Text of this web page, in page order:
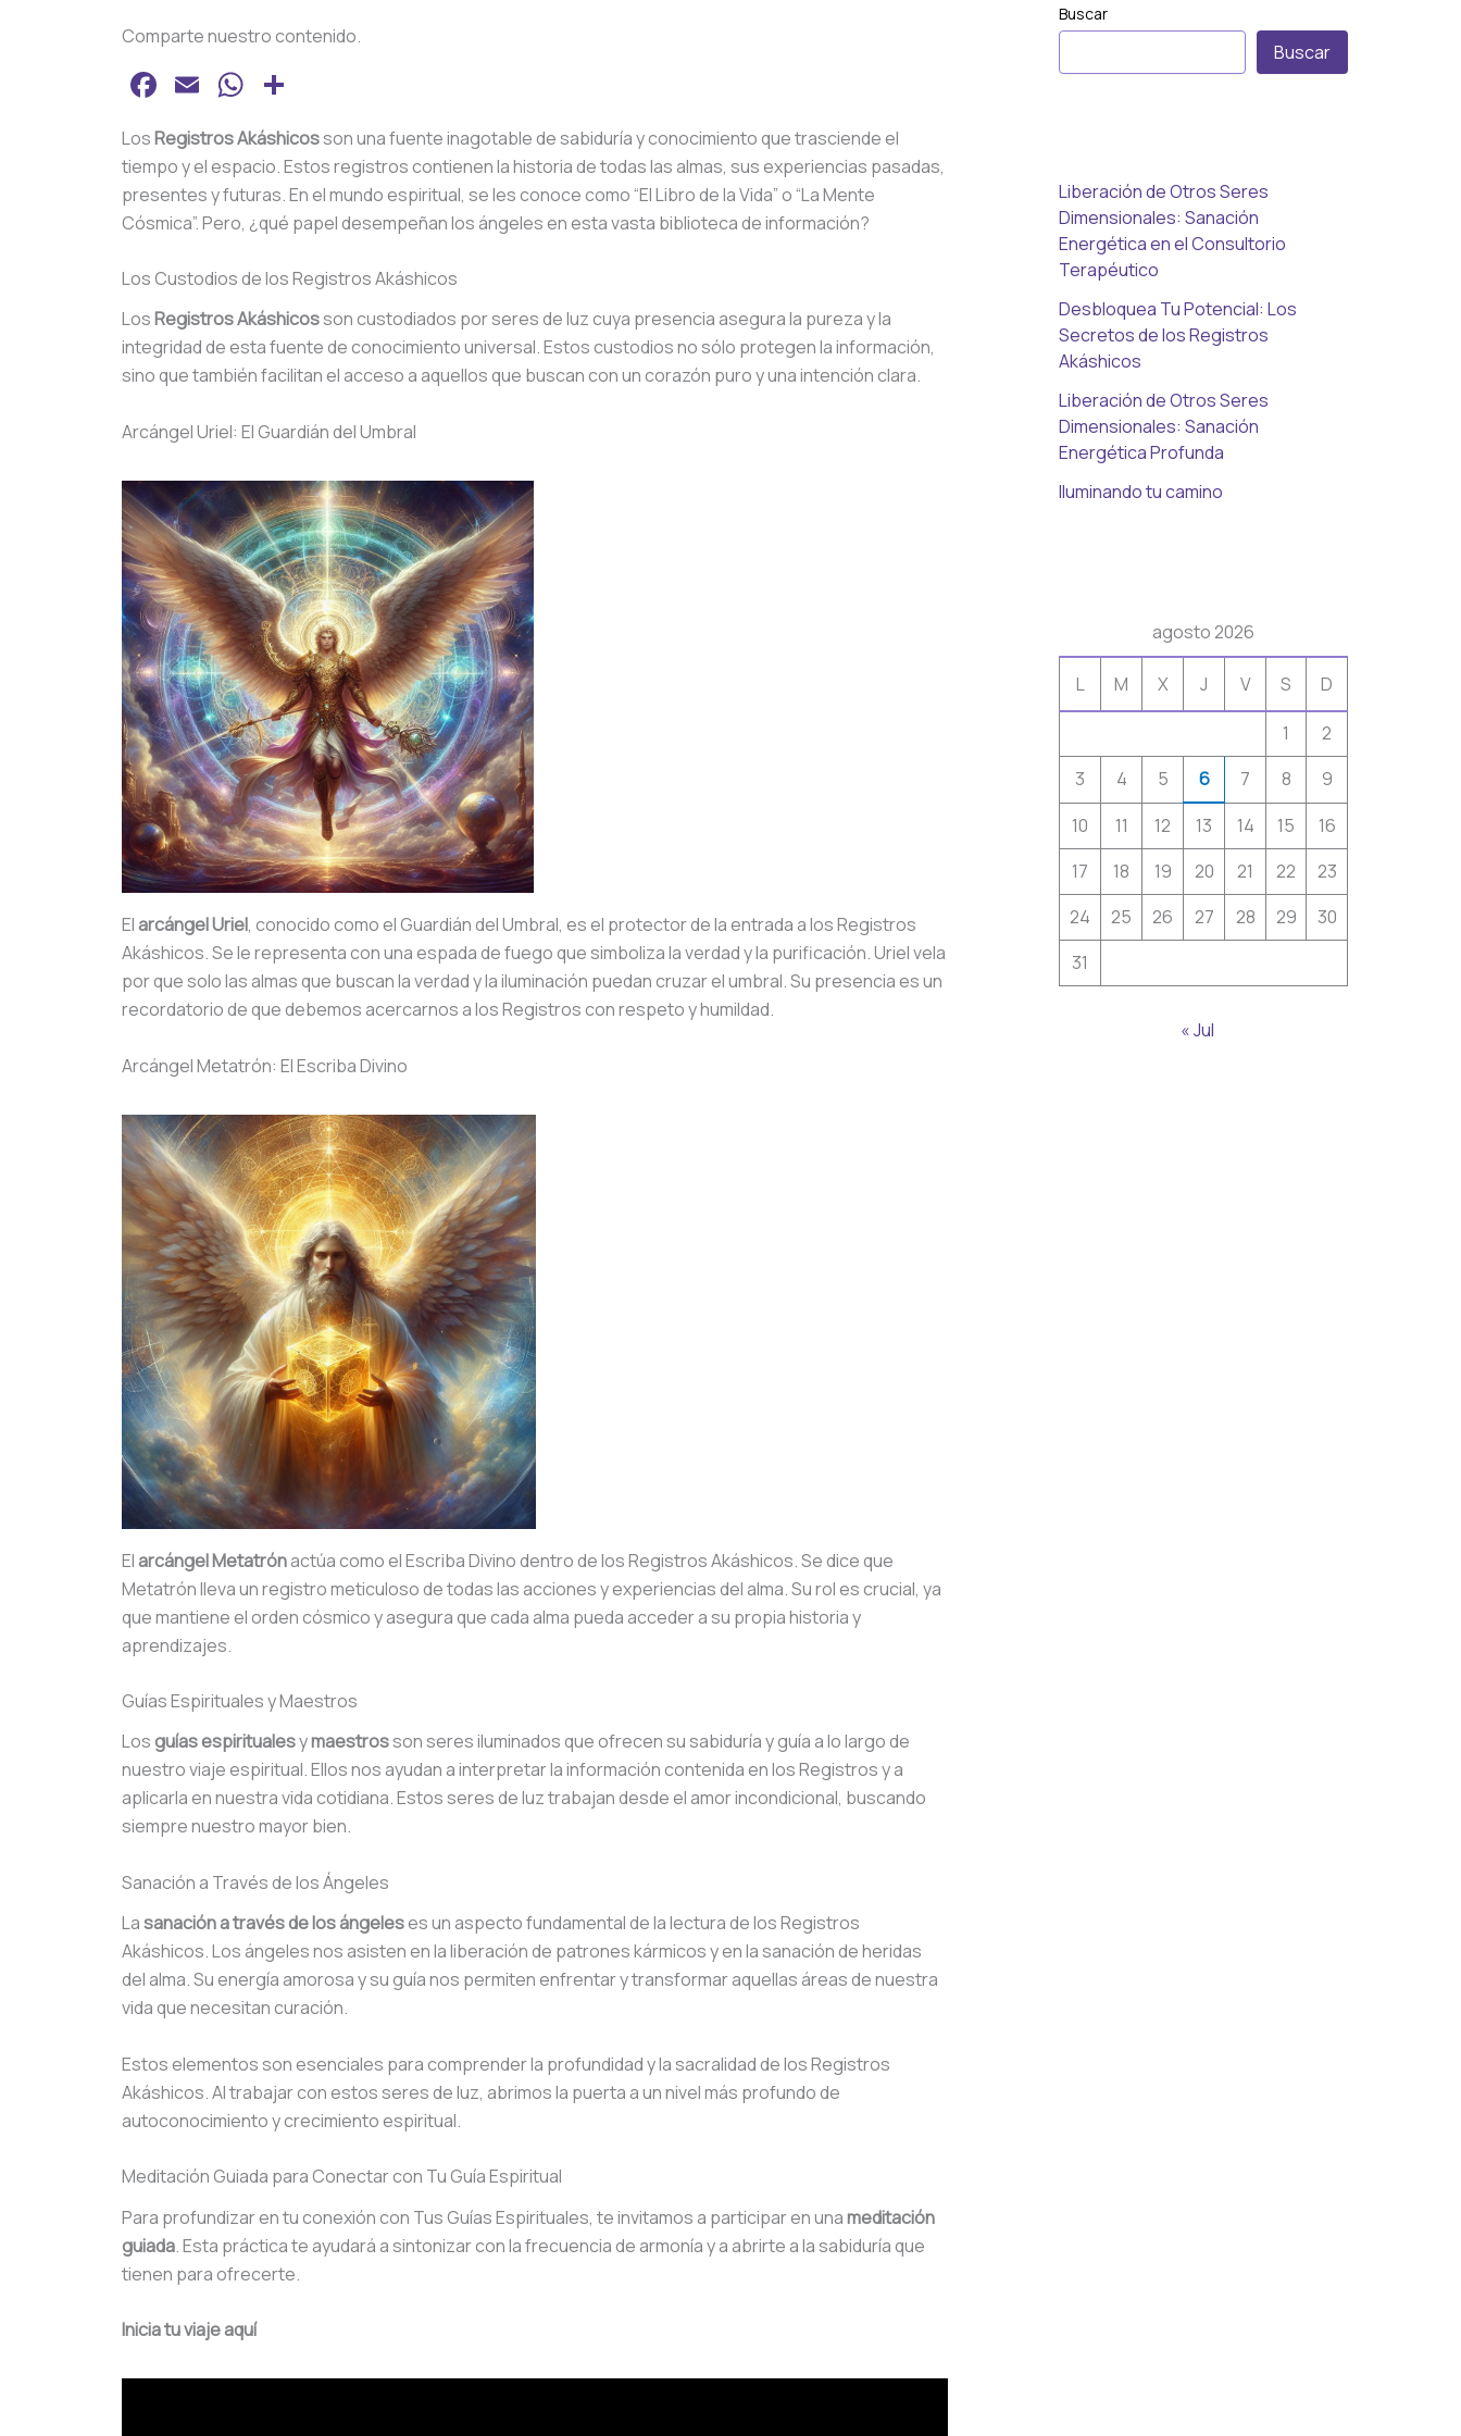
Comparte nuestro contenido.
Fa
c
e
b
o
k
E
ai
l
W
h
at
s
A
p
m
p
ar
LosRegistros Akáshicosson una fuente inagotable de sabiduría y conocimiento que trasciende el
tiempo y el espacio. Estos registros contienen la historia de todas las almas, sus experiencias pasadas,
presentes y futuras. En el mundo espiritual, se les conoce como “El Libro de la Vida” o “La Mente
Cósmica”. Pero, ¿qué papel desempeñan los ángeles en esta vasta biblioteca de información?
Los Custodios de los Registros Akáshicos
LosRegistros Akáshicosson custodiados por seres de luz cuya presencia asegura la pureza y la
integridad de esta fuente de conocimiento universal. Estos custodios no sólo protegen la información,
sino que también facilitan el acceso a aquellos que buscan con un corazón puro y una intención clara.
Arcángel Uriel: El Guardián del Umbral
El arcángel Uriel, conocido como el Guardián del Umbral, es el protector de la entrada a los Registros
Akáshicos. Se le representa con una espada de fuego que simboliza la verdad y la purificación. Uriel vela
por que solo las almas que buscan la verdad y la iluminación puedan cruzar el umbral. Su presencia es un
recordatorio de que debemos acercarnos a los Registros con respeto y humildad.
Arcángel Metatrón: El Escriba Divino
El arcángel Metatrónactúa como el Escriba Divino dentro de los Registros Akáshicos. Se dice que
Metatrón lleva un registro meticuloso de todas las acciones y experiencias del alma. Su rol es crucial, ya
que mantiene el orden cósmico y asegura que cada alma pueda acceder a su propia historia y
aprendizajes.
Guías Espirituales y Maestros
Los guías espiritualesymaestrosson seres iluminados que ofrecen su sabiduría y guía a lo largo de
nuestro viaje espiritual. Ellos nos ayudan a interpretar la información contenida en los Registros y a
aplicarla en nuestra vida cotidiana. Estos seres de luz trabajan desde el amor incondicional, buscando
siempre nuestro mayor bien.
Sanación a Través de los Ángeles
Lasanación a través de los ángeleses un aspecto fundamental de la lectura de los Registros
Akáshicos. Los ángeles nos asisten en la liberación de patrones kármicos y en la sanación de heridas
del alma. Su energía amorosa y su guía nos permiten enfrentar y transformar aquellas áreas de nuestra
vida que necesitan curación.
Estos elementos son esenciales para comprender la profundidad y la sacralidad de los Registros
Akáshicos. Al trabajar con estos seres de luz, abrimos la puerta a un nivel más profundo de
autoconocimiento y crecimiento espiritual.
Meditación Guiada para Conectar con Tu Guía Espiritual
Para profundizar en tu conexión con Tus Guías Espirituales, te invitamos a participar en unameditación
guiada. Esta práctica te ayudará a sintonizar con la frecuencia de armonía y a abrirte a la sabiduría que
tienen para ofrecerte.
Inicia tu viaje aquí
Buscar
Buscar
Liberación de Otros Seres
Dimensionales: Sanación
Energética en el Consultorio
Terapéutico
Desbloquea Tu Potencial: Los
Secretos de los Registros
Akáshicos
Liberación de Otros Seres
Dimensionales: Sanación
Energética Profunda
Iluminando tu camino
agosto 2026
L M X J V S D
1
2
3
4 5 6 7 8
9
10
11 12 13 14 15
16
17
18 19 20 21 22
23
24
25 26 27 28 29
30
31
« Jul